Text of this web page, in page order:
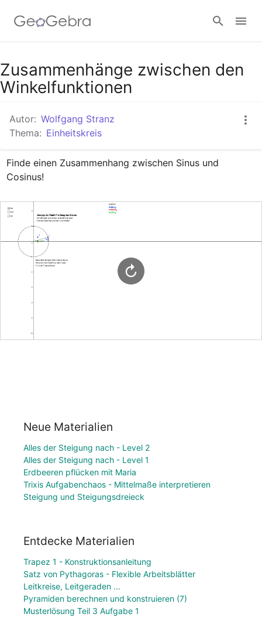
Google Classroom
Zusammenhänge zwischen den
Winkelfunktionen
Autor: Wolfgang Stranz
Thema: Einheitskreis
Finde einen Zusammenhang zwischen Sinus und
Cosinus!
Neue Materialien
Alles der Steigung nach - Level 2
Alles der Steigung nach - Level 1
Erdbeeren pflücken mit Maria
Trixis Aufgabenchaos - Mittelmaße interpretieren
Steigung und Steigungsdreieck
Entdecke Materialien
Trapez 1 - Konstruktionsanleitung
Satz von Pythagoras - Flexible Arbeitsblätter
Leitkreise, Leitgeraden ...
Pyramiden berechnen und konstruieren (7)
Musterlösung Teil 3 Aufgabe 1